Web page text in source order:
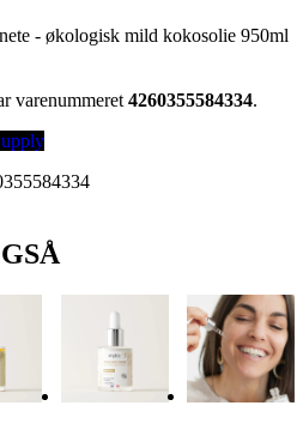
- økologisk mild kokosolie 950ml
varenummeret 4260355584334.